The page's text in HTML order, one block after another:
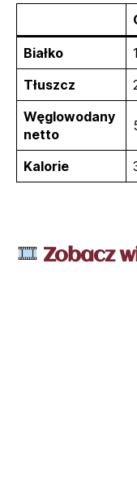
Białko
Tłuszcz
Węglowodany
netto
Kalorie
Zobacz